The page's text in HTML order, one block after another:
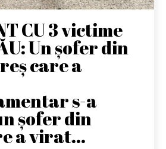
CU 3 victime
Un șofer din
care a
s-a
șofer din
a virat...